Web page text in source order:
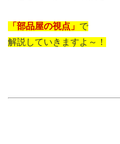
「部品屋の視点」 で
解説していきますよ～！